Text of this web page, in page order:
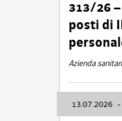
313/26
posti di
Azienda
13.07.2026 -